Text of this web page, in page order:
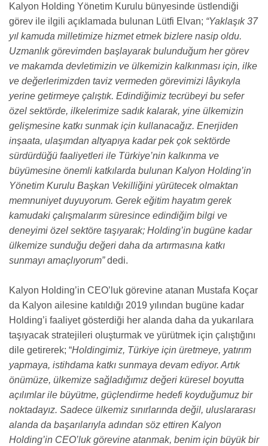
Kalyon Holding Yönetim Kurulu bünyesinde üstlendiği
görev ile ilgili açıklamada bulunan Lütfi Elvan; “Yaklaşık 37
yıl kamuda milletimize hizmet etmek bizlere nasip oldu.
Uzmanlık görevimden başlayarak bulunduğum her görev
ve makamda devletimizin ve ülkemizin kalkınması için, ilke
ve değerlerimizden taviz vermeden görevimizi lâyıkıyla
yerine getirmeye çalıştık. Edindiğimiz tecrübeyi bu sefer
özel sektörde, ilkelerimize sadık kalarak, yine ülkemizin
gelişmesine katkı sunmak için kullanacağız. Enerjiden
inşaata, ulaşımdan altyapıya kadar pek çok sektörde
sürdürdüğü faaliyetleri ile Türkiye’nin kalkınma ve
büyümesine önemli katkılarda bulunan Kalyon Holding’in
Yönetim Kurulu Başkan Vekilliğini yürütecek olmaktan
memnuniyet duyuyorum. Gerek eğitim hayatım gerek
kamudaki çalışmalarım süresince edindiğim bilgi ve
deneyimi özel sektöre taşıyarak; Holding’in bugüne kadar
ülkemize sunduğu değeri daha da artırmasına katkı
sunmayı amaçlıyorum”dedi.
Kalyon Holding’in CEO’luk görevine atanan Mustafa Koçar
da Kalyon ailesine katıldığı 2019 yılından bugüne kadar
Holding’i faaliyet gösterdiği her alanda daha da yukarılara
taşıyacak stratejileri oluşturmak ve yürütmek için çalıştığını
dile getirerek; “Holdingimiz, Türkiye için üretmeye, yatırım
yapmaya, istihdama katkı sunmaya devam ediyor. Artık
önümüze, ülkemize sağladığımız değeri küresel boyutta
açılımlar ile büyütme, güçlendirme hedefi koyduğumuz bir
noktadayız. Sadece ülkemiz sınırlarında değil, uluslararası
alanda da başarılarıyla adından söz ettiren Kalyon
Holding’in CEO’luk görevine atanmak, benim için büyük bir